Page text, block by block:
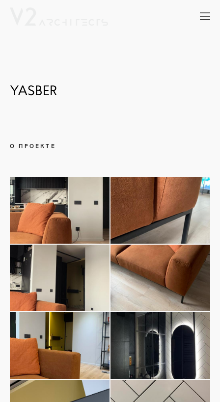
YASBER
О ПРОЕКТЕ